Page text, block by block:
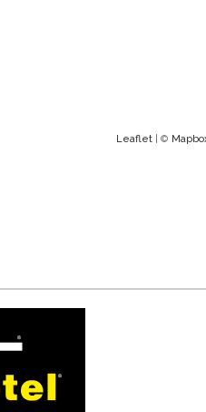
Leaflet| ©